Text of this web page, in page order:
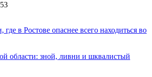
где в Ростове опаснее всего находиться во
области: зной, ливни и шквалистый